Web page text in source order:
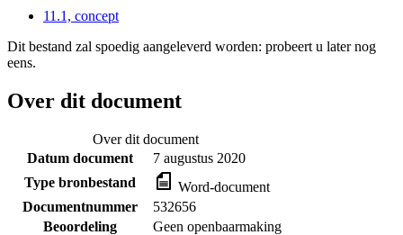
11.1, concept
Dit bestand zal spoedig aangeleverd worden: probeert u later nog
eens.
Over dit document
Over dit document
Datum document
7 augustus 2020
Type bronbestand
Word-document
Documentnummer
532656
Beoordeling
Geen openbaarmaking